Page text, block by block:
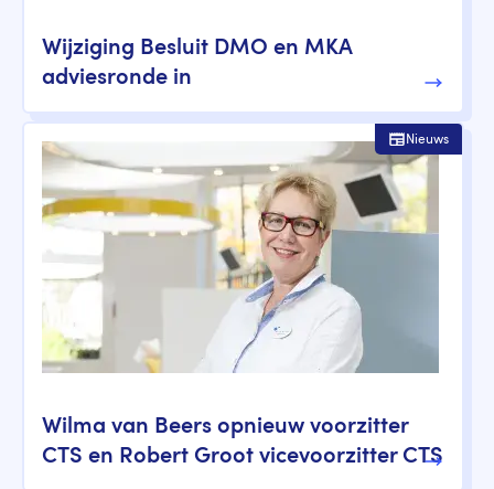
Wijziging Besluit DMO en MKA
adviesronde in
Wilma van Beers opnieuw voorzitter
CTS en Robert Groot vicevoorzitter CTS
Nieuws